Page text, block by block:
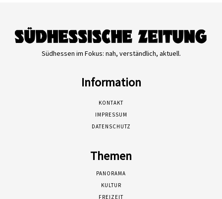
Südhessen im Fokus: nah, verständlich, aktuell.
Information
KONTAKT
IMPRESSUM
DATENSCHUTZ
Themen
PANORAMA
KULTUR
FREIZEIT